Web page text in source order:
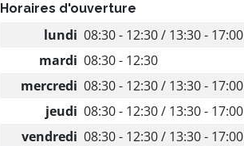
Horaires d'ouverture
lundi 08:30 - 12:30 / 13:30 - 17:00
mardi 08:30 - 12:30
mercredi 08:30 - 12:30 / 13:30 - 17:00
jeudi 08:30 - 12:30 / 13:30 - 17:00
vendredi 08:30 - 12:30 / 13:30 - 17:00